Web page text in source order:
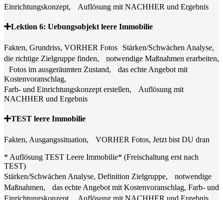
Einrichtungskonzept, Auflösung mit NACHHER und Ergebnis
Lektion 6: Uebungsobjekt leere Immobilie
Fakten, Grundriss, VORHER Fotos Stärken/Schwächen Analyse,
die richtige Zielgruppe finden, notwendige Maßnahmen erarbeiten,
Fotos im ausgeräumten Zustand, das echte Angebot mit
Kostenvoranschlag,
Farb- und Einrichtungskonzept erstellen, Auflösung mit
NACHHER und Ergebnis
TEST leere Immobilie
Fakten, Ausgangssituation, VORHER Fotos, Jetzt bist DU dran
* Auflösung TEST Leere Immobilie* (Freischaltung erst nach
TEST)
Stärken/Schwächen Analyse, Definition Zielgruppe, notwendige
Maßnahmen, das echte Angebot mit Kostenvoranschlag, Farb- und
Einrichtungskonzept, Auflösung mit NACHHER und Ergebnis